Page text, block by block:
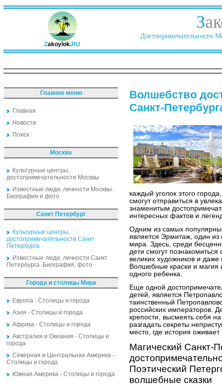
Zakoylok.RU
З
Достопримечательности
Главное меню
Главная
Новости
Поиск
Москва
Культурные центры,
достопримечательности Москвы
Известные люди, личности Москвы.
Биография и фото
Санкт Петербург
Культурные центры,
достопримечательности Санкт
Петербурга
Известные люди, личности Санкт
Петербурга. Биография, фото
Города и столицы Мира
Европа - Столицы и города
Азия - Столицы и города
Африка - Столицы и города
Австралия и Океания - Столицы и
города
Северная и Центральная Америка -
Столицы и города
Южная Америка - Столицы и города
Волшебство
Санкт-
каждый уголок этого
смогут отправиться в
знаменитым
интересных фактов и
Одним из самых
является Эрмитаж, один из
мира. Здесь, среди
дети смогут познакомиться
великих художников и
Волшебные краски и магия
одного ребенка.
Еще одной
детей, является
таинственный
российских императоров.
крепости, высмеять себя
разгадать секреты
место, где история оживает
Магический Санкт-
Поэтический
волшебные сказки